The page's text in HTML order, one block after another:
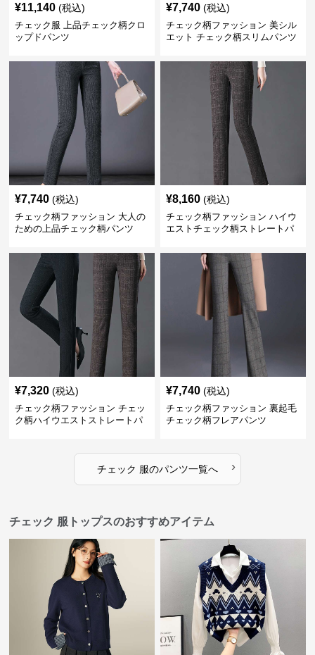
¥11,140 (税込)
チェック服 上品チェック柄クロ
ップドパンツ
¥7,740 (税込)
チェック柄ファッション 美シル
エット チェック柄スリムパンツ
¥7,740 (税込)
チェック柄ファッション 大人の
ための上品チェック柄パンツ
¥8,160 (税込)
チェック柄ファッション ハイウ
エストチェック柄ストレートパ
¥7,320 (税込)
チェック柄ファッション チェッ
ク柄ハイウエストストレートパ
¥7,740 (税込)
チェック柄ファッション 裏起毛
チェック柄フレアパンツ
チェック 服のパンツ一覧へ ›
チェック 服トップスのおすすめアイテム